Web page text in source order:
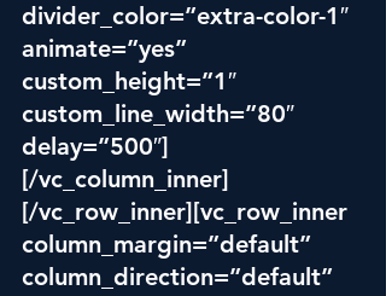
divider_color=”extra-color-1″
animate=”yes”
custom_height=”1″
custom_line_width=”80″
delay=”500″]
[/vc_column_inner]
[/vc_row_inner][vc_row_inner
column_margin=”default”
column_direction=”default”